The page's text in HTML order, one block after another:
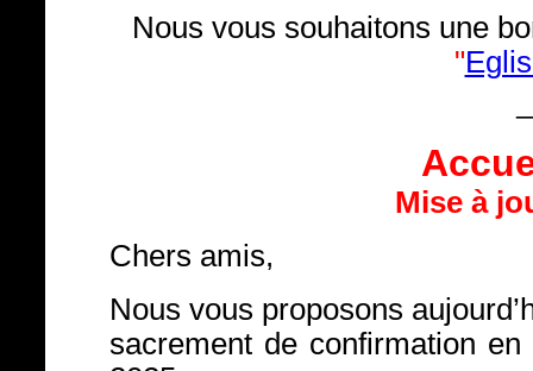
Nous vous souhaitons une
"
Mise à
Chers amis,
Nous vous proposons
sacrement de confirmation